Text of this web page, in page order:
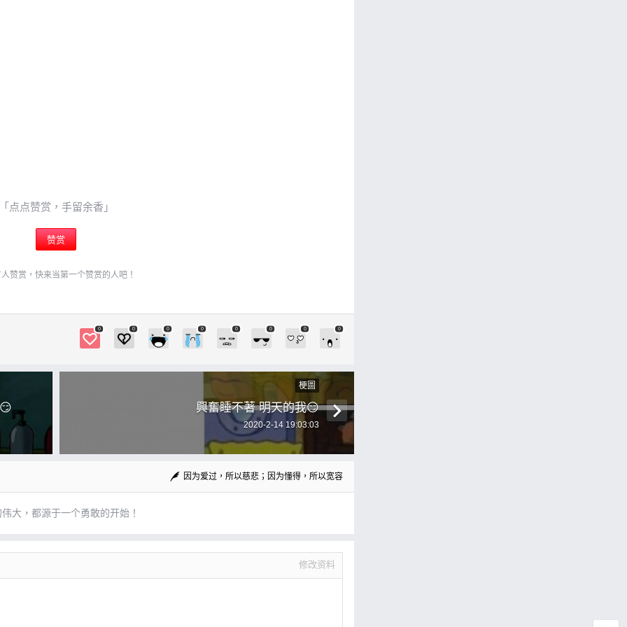
点点赞赏，手留余香」
赞赏
赞赏，快来当第一个赞赏的人吧！
0 0 0 0 0 0 0 0
梗圖
興奮睡不著 明天的我😏
2020-2-14 19:03:03
因为爱过，所以慈悲；因为懂得，所以宽容
大，都源于一个勇敢的开始！
修改资料